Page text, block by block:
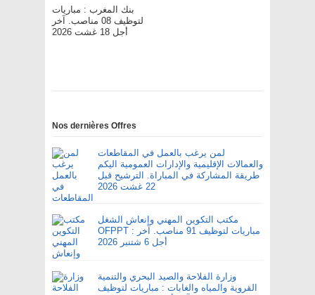
بنك المغرب : مباريات
لتوظيف 08 مناصب. آخر
أجل 18 غشت 2026
Nos dernières Offres
لمن يرغب بالعمل في المقاطعات
والعمالات الإقليمية والإدارات العمومية اليكم
طريقة المشاركة في المباراة. الترشيح قبل
22 غشت 2026
مكتب التكوين المهني وإنعاش الشغل
OFPPT : مباريات لتوظيف 91 مناصب. آخر
أجل 6 شتنبر 2026
وزارة الفلاحة والصيد البحري والتنمية
القروية والمياه والغابات : مباريات لتوظيف